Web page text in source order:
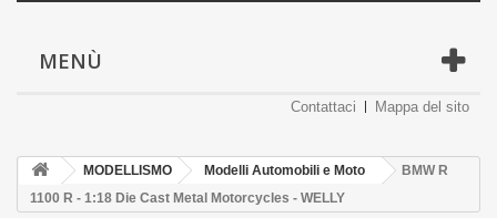
MENÙ
Contattaci Mappa del sito
MODELLISMO Modelli Automobili e Moto
BMW R
1100 R - 1:18 Die Cast Metal Motorcycles - WELLY